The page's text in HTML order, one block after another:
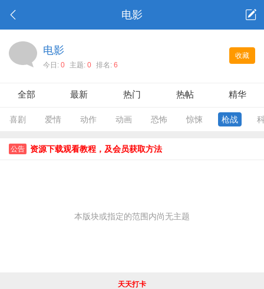
电影
收藏
电影
今日: 0 主题: 0 排名: 6
全部 最新 热门 热帖 精华
喜剧 爱情 动作 动画 恐怖 惊悚 枪战
公告 资源下载观看教程，及会员获取方法
本版块或指定的范围内尚无主题
天天打卡